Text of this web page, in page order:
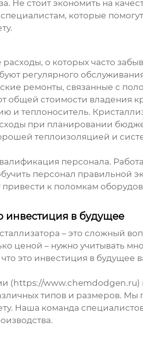
Не стоит экономить на
которые
о которых часто
регулярного
ремонты, связанные с
общей стоимости владения
и теплоноситель.
при планировании
теплоизоляцией и
персонала.
персонал правильной
к поломкам
инвестиция в будущее
– это сложный
ценой – нужно учитывать
это инвестиция в будущее
(https://www.chemdodgen.ru)
типов и размеров. Мы
Наша команда